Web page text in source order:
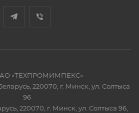
«ТЕХПРОМИМПЕКС»
220070, г. Минск, ул. Солтыса
96
220070, г. Минск, ул. Солтыса 96,